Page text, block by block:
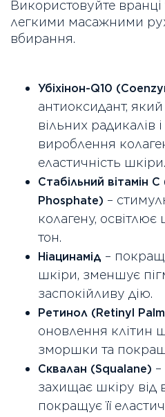
Використовуйте вранці
легкими масажними
вбирання.
Убіхінон-Q10
антиоксидант,
вільних радикалів
вироблення
еластичність шкіри.
Стабільний вітамін
Phosphate) –
колагену, освітлює
тон.
Ніацинамід –
шкіри, зменшує
заспокійливу дію.
Ретинол (Retinyl
оновлення клітин
зморшки та
Сквалан (Squalane)
захищає шкіру від
покращує її